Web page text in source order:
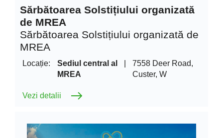
Sărbătoarea Solstițiului organizată
de MREA
Sărbătoarea Solstițiului organizată de
MREA
Locație:
Sediul central al
MREA
7558 Deer Road,
Custer, W
Vezi detalii